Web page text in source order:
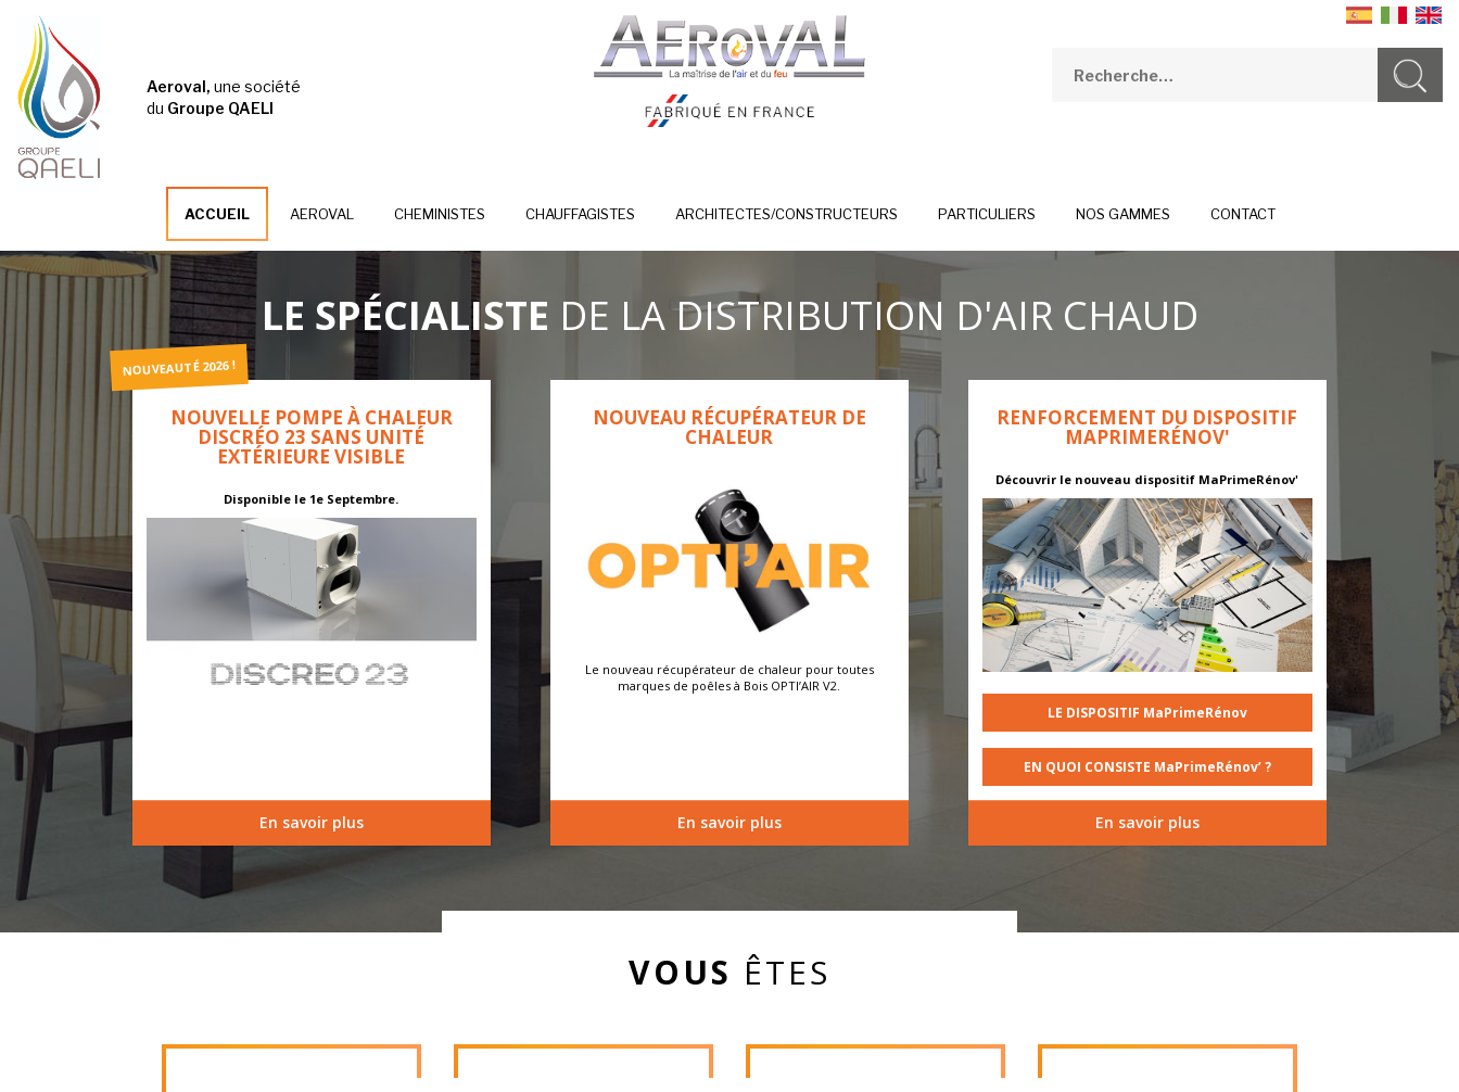
Aeroval, une société
du Groupe QAELI
ACCUEIL AEROVAL CHEMINISTES CHAUFFAGISTES ARCHITECTES/CONSTRUCTEURS PARTICULIERS NOS GAMMES CONTACT
LE SPÉCIALISTE DE LA DISTRIBUTION D'AIR CHAUD
NOUVELLE POMPE À CHALEUR
DISCRÉO 23 SANS UNITÉ
EXTÉRIEURE VISIBLE
NOUVEAUTÉ 2026 !
Disponible le 1e Septembre.
En savoir plus
NOUVEAU RÉCUPÉRATEUR DE
CHALEUR
Le nouveau récupérateur de chaleur pour toutes
marques de poêles à Bois OPTI’AIR V2.
En savoir plus
RENFORCEMENT DU DISPOSITIF
MAPRIMERÉNOV'
Découvrir le nouveau dispositif MaPrimeRénov'
LE DISPOSITIF MaPrimeRénov
EN QUOI CONSISTE MaPrimeRénov’ ?
En savoir plus
VOUS ÊTES